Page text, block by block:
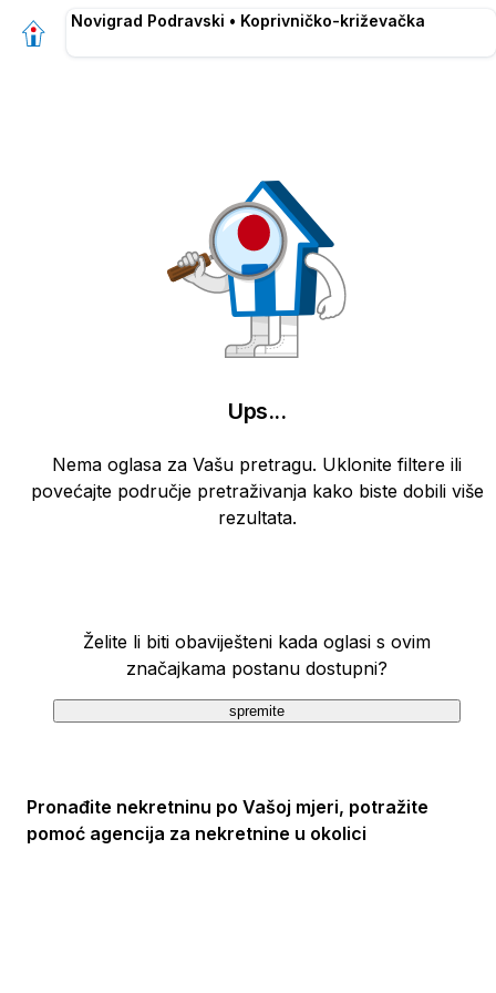
Novigrad Podravski • Koprivničko-križevačka
Ups...
Nema oglasa za Vašu pretragu. Uklonite filtere ili
povećajte područje pretraživanja kako biste dobili više
rezultata.
Želite li biti obaviješteni kada oglasi s ovim
značajkama postanu dostupni?
spremite
Pronađite nekretninu po Vašoj mjeri, potražite
pomoć agencija za nekretnine u okolici